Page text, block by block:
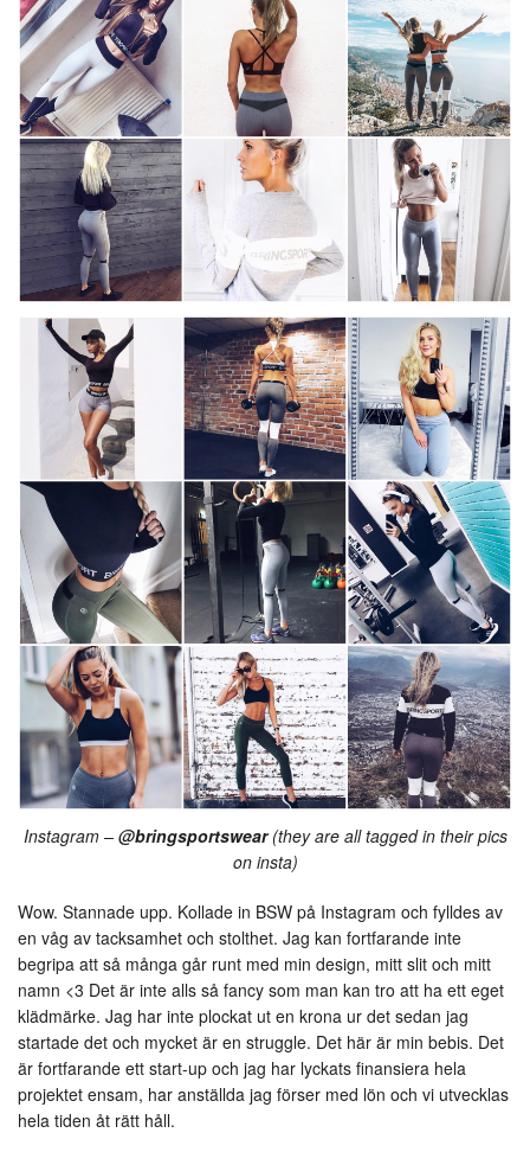
Instagram – @bringsportswear(they are all tagged in their pics
on insta)
Wow. Stannade upp. Kollade in BSW på Instagram och fylldes av
en våg av tacksamhet och stolthet. Jag kan fortfarande inte
begripa att så många går runt med min design, mitt slit och mitt
namn <3 Det är inte alls så fancy som man kan tro att ha ett eget
klädmärke. Jag har inte plockat ut en krona ur det sedan jag
startade det och mycket är en struggle. Det här är min bebis. Det
är fortfarande ett start-up och jag har lyckats finansiera hela
projektet ensam, har anställda jag förser med lön och vi utvecklas
hela tiden åt rätt håll.